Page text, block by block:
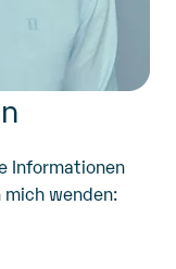
Informationen
mich wenden: